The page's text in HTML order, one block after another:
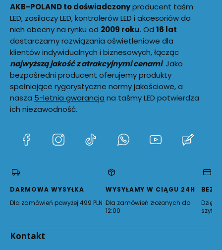
AKB-POLAND to doświadczonyproducent taśm
LED, zasilaczy LED, kontrolerów LED i akcesoriów do
nich obecny na rynku od 2009 roku. Od 16 lat
dostarczamy rozwiązania oświetleniowe dla
klientów indywidualnych i biznesowych, łącząc
najwyższą jakość z atrakcyjnymi cenami. Jako
bezpośredni producent oferujemy produkty
spełniające rygorystyczne normy jakościowe, a
nasza 5-letnia gwarancja na taśmy LED potwierdza
ich niezawodność.
(Otwiera
karcie)
(Otwiera
karcie)
(Otwiera
nowej
karcie)
(Otwiera
karcie)
(Otwiera
karcie)
nowej
karcie)
DARMOWA WYSYŁKA
Dla zamówień powyżej 499 PLN
WYSYŁAMY W CIĄGU 24H
Dla zamówień złożonych do
12:00
Dzięki
Kontakt